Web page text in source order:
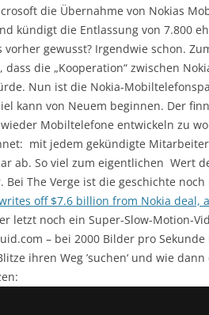
die Übernahme von Nokias
kündigt die Entlassung von 7.800
vorher gewusst? Irgendwie schon.
dass die „Kooperation“ zwischen
Nun ist die Nokia-
kann von Neuem beginnen. Der
Mobiltelefone entwickeln zu
mit jedem gekündigte
ab. So viel zum eigentlichen Wert
Bei The Verge ist die geschichte
off $7.6 billion from Nokia deal,
letzt noch ein Super-Slow-Motion-
– bei 2000 Bilder pro
ihren Weg ’suchen‘ und wie